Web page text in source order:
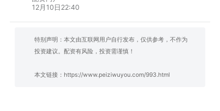
12月10日22:40
特别声明：本文由互联网用户自行发布，仅供参考，不作为
投资建议。配资有风险，投资需谨慎！
本文链接： https://www.peiziwuyou.com/993.html